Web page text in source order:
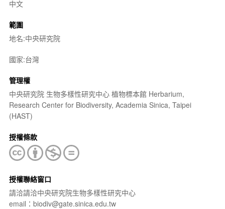
中文
範圍
地名:中央研究院
國家:台灣
管理權
中央研究院 生物多樣性研究中心 植物標本館 Herbarium,
Research Center for Biodiversity, Academia Sinica, Taipei
(HAST)
授權條款
授權聯絡窗口
請洽請洽中央研究院生物多樣性研究中心
email：biodiv@gate.sinica.edu.tw